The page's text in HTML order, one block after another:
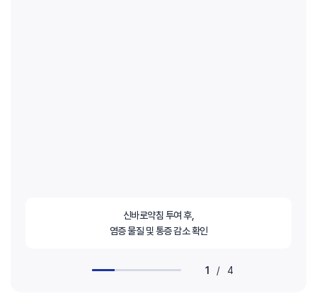
신바로약침 투여 후,
염증 물질 및 통증 감소 확인
1 / 4